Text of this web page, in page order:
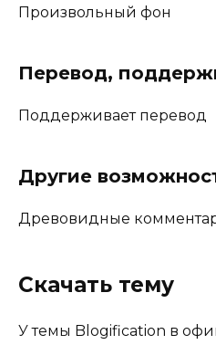
Произвольный фон
Перевод,
Поддерживает перевод
Другие
Древовидные
Скачать тему
У темы Blogification в